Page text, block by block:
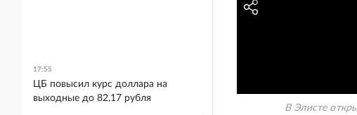
В Элисте
17:55
ЦБ повысил курс доллара на
выходные до 82,17 рубля